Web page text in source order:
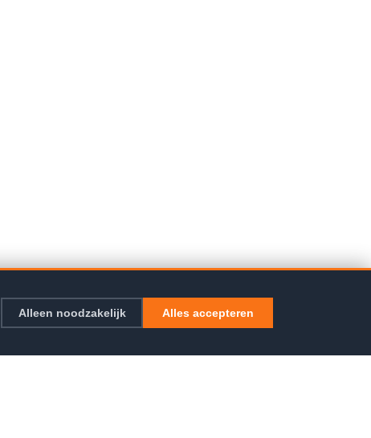
Alleen noodzakelijk Alles accepteren